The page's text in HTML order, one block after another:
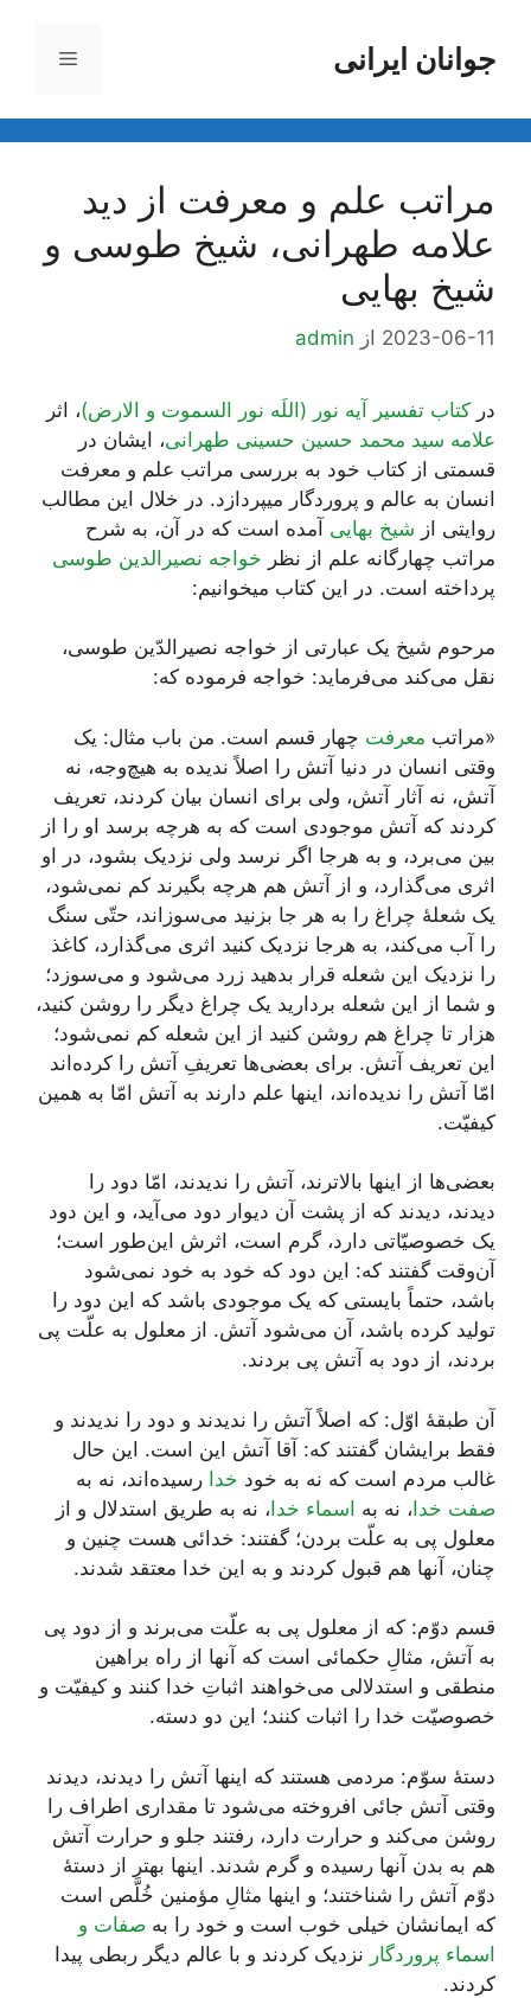
محتواجوانان ایرانی فهرست
مراتب علم و معرفت از دید
علامه طهرانی، شیخ طوسی و
شیخ بهایی
2023-06-11 از admin
در کتاب تفسیر آیه نور (اللَه نور السموت و الارض)، اثر
علامه سید محمد حسین حسینی طهرانی، ایشان در
قسمتی از کتاب خود به بررسی مراتب علم و معرفت
انسان به عالم و پروردگار میپردازد. در خلال این مطالب
روایتی از شیخ بهایی آمده است که در آن، به شرح
مراتب چهارگانه علم از نظر خواجه نصیرالدین طوسی
پرداخته است. در این کتاب میخوانیم:
مرحوم شیخ یک عبارتی از خواجه نصیرالدّین طوسی،
نقل می‌کند می‌فرماید: خواجه فرموده که:
«مراتب معرفت چهار قسم است. من باب مثال: یک
وقتی انسان در دنیا آتش را اصلاً ندیده به هیچ‌وجه، نه
آتش، نه آثار آتش، ولی برای انسان بیان کردند، تعریف
کردند که آتش موجودی است که به هرچه برسد او را از
بین می‌برد، و به هر‌جا اگر نرسد ولی نزدیک بشود، در او
اثری می‌گذارد، و از آتش هم هرچه بگیرند کم نمی‌شود،
یک شعلۀ چراغ را به هر جا بزنید می‌سوزاند، حتّی سنگ
را آب می‌کند، به هرجا نزدیک کنید اثری می‌گذارد، کاغذ
را نزدیک این شعله قرار بدهید زرد می‌شود و می‌سوزد؛
و شما از این شعله بردارید یک چراغ دیگر را روشن کنید،
هزار تا چراغ هم روشن کنید از این شعله کم نمی‌شود؛
این تعریف آتش. برای بعضی‌ها تعریفِ آتش را کرده‌اند
امّا آتش را ندیده‌اند، اینها علم دارند به آتش امّا به همین
کیفیّت.
بعضی‌ها از اینها بالاترند، آتش را ندیدند، امّا دود را
دیدند، دیدند که از پشت آن دیوار دود می‌آید، و این دود
یک خصوصیّاتی دارد، گرم است، اثرش این‌طور است؛
آن‌وقت گفتند که: این دود که خود به خود نمی‌شود
باشد، حتماً بایستی که یک موجودی باشد که این دود را
تولید کرده باشد، آن می‌شود آتش. از معلول به علّت پی
بردند، از دود به آتش پی بردند.
آن طبقۀ اوّل: که اصلاً آتش را ندیدند و دود را ندیدند و
فقط برایشان گفتند که: آقا آتش این است. این حال
غالب مردم است که نه به خود خدا رسیده‌اند، نه به
صفت خدا، نه به اسماء خدا، نه به طریق استدلال و از
معلول پی به علّت بردن؛ گفتند: خدائی هست چنین و
چنان، آنها هم قبول کردند و به این خدا معتقد شدند.
قسم دوّم: که از معلول پی به علّت می‌برند و از دود پی
به آتش، مثالِ حکمائی است که آنها از راه براهین
منطقی و استدلالی می‌خواهند اثباتِ خدا کنند و کیفیّت و
خصوصیّت خدا را اثبات کنند؛ این دو دسته.
دستۀ سوّم: مردمی هستند که اینها آتش را دیدند، دیدند
وقتی آتش جائی افروخته می‌شود تا مقداری اطراف را
روشن می‌کند و حرارت دارد، رفتند جلو و حرارت آتش
هم به بدن آنها رسیده و گرم شدند. اینها بهتر از دستۀ
دوّم آتش را شناختند؛ و اینها مثالِ مؤمنین خُلَّص است
که ایمانشان خیلی خوب است و خود را به صفات و
اسماء پروردگار نزدیک کردند و با عالم دیگر ربطی پیدا
کردند.